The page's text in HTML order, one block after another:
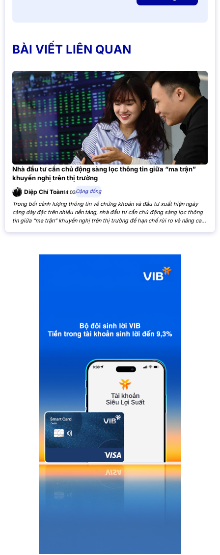
BÀI VIẾT LIÊN QUAN
Nhà đầu tư cần chủ động sàng lọc thông tin giữa “ma trận”
khuyến nghị trên thị trường
Diệp Chí Toàn14:03Cộng đồng
Trong bối cảnh lượng thông tin về chứng khoán và đầu tư xuất hiện ngày
càng dày đặc trên nhiều nền tảng, nhà đầu tư cần chủ động sàng lọc thông
tin giữa “ma trận” khuyến nghị trên thị trường để hạn chế rủi ro và nâng cao